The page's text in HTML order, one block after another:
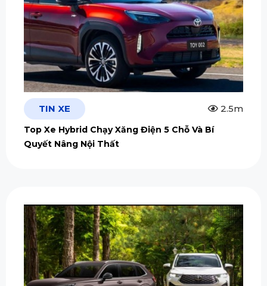
TIN XE 2.5m
Top Xe Hybrid Chạy Xăng Điện 5 Chỗ Và Bí
Quyết Nâng Nội Thất